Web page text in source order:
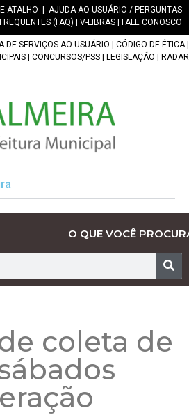
ATALHO
AJUDA AO USUÁRIO / PERGUNTAS
FREQUENTES (FAQ)
V-LIBRAS FALE CONOSCO
DE SERVIÇOS AO USUÁRIO CÓDIGO DE ÉTICA|
CONCURSOS/PSS LEGISLAÇÃO RADAR
O QUE VOCÊ
coleta de